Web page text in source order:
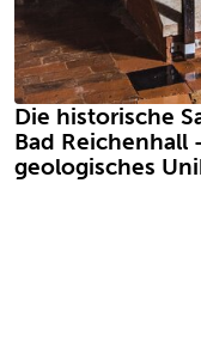
Die historische
Bad Reichenhall
geologisches